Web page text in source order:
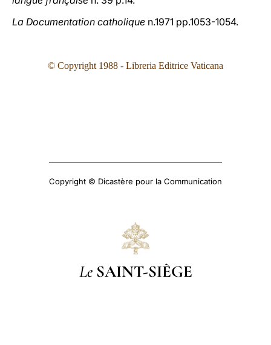
La Documentation catholique n.1971 pp.1053-1054.
© Copyright 1988 - Libreria Editrice Vaticana
Copyright © Dicastère pour la Communication
Le SAINT-SIÈGE